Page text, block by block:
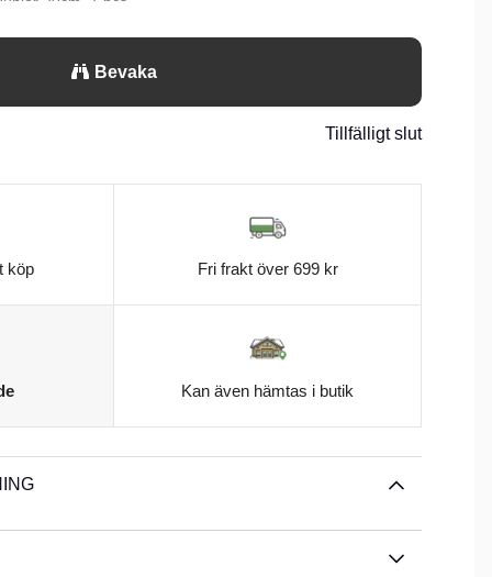
Bevaka
Tillfälligt slut
köp Fri frakt över 699 kr
Kan även hämtas i butik